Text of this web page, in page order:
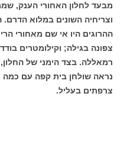
מבעד לחלון האחורי הענק,
וצריחיה השונים במלוא הדרם.
ההרוגים היו אי שם מאחורי
צפונה בגילה; וקילומטרים
רמאללה. בצד הימני של
נראה שולחן בית קפה עם כמה
צרפתים בעליל.